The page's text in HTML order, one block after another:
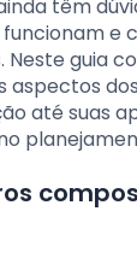
têm
e
Neste guia
aspectos
até suas